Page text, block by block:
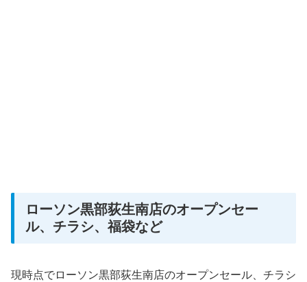
ローソン黒部荻生南店のオープンセー
ル、チラシ、福袋など
現時点でローソン黒部荻生南店のオープンセール、チラシ